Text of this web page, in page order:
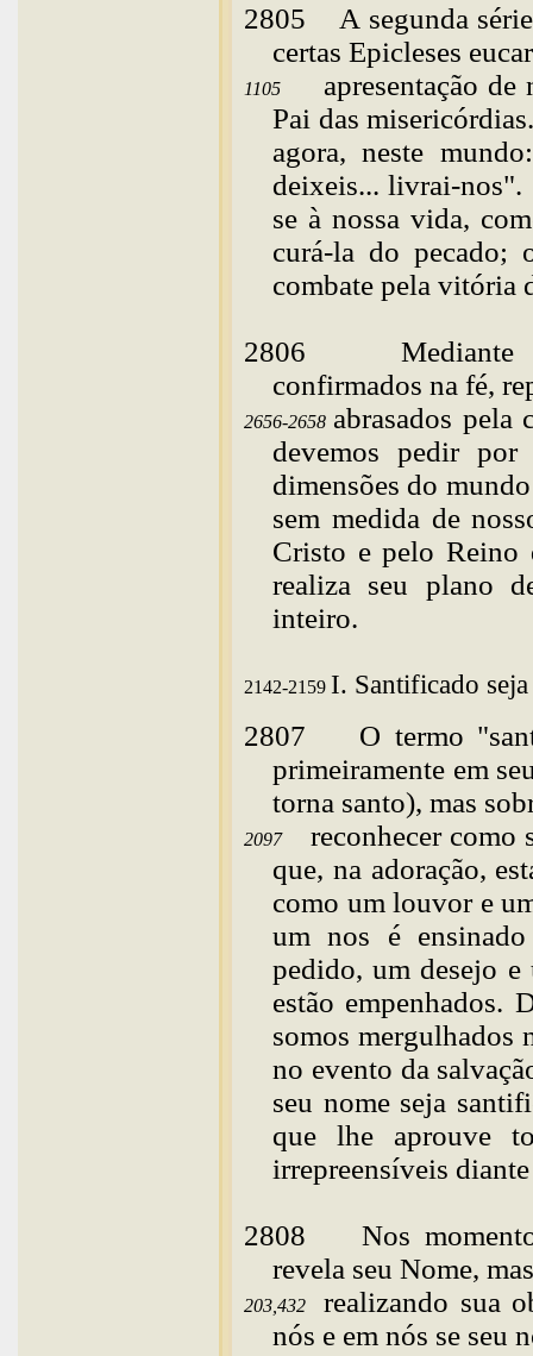
2805 A segunda
certas Epicleses
1105 apresentação
Pai das
agora, neste
deixeis... livrai-nos".
se à nossa vida,
curá-la do pecado;
combate pela vitória
2806 Mediante
confirmados na fé,
2656-2658 abrasados pela
devemos pedir
dimensões do
sem medida de
Cristo e pelo Reino
realiza seu plano
inteiro.
2142-2159 I. Santificado
2807 O termo
primeiramente em
torna santo), mas
2097reconhecer como
que, na adoração,
como um louvor e
um nos é
pedido, um desejo e
estão empenhados.
somos mergulhados
no evento da
seu nome seja
que lhe aprouve
irrepreensíveis
2808 Nos
revela seu Nome,
203,432realizando sua
nós e em nós se seu